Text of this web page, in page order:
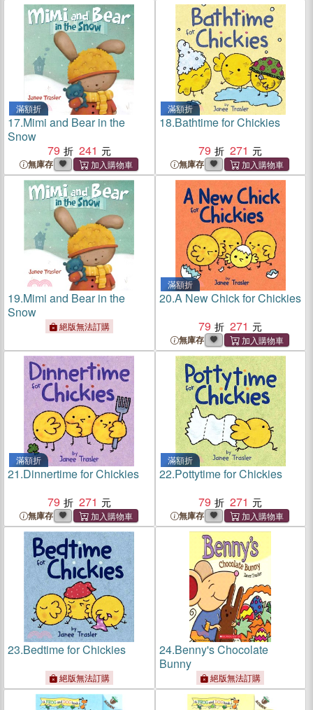
滿額折
17.Mimi and Bear in the
Snow
79
241
無庫存
滿額折
18.Bathtime for Chickies
79
271
無庫存
19.Mimi and Bear in the
Snow
絕版無法訂購
滿額折
20.A New Chick for Chickies
79
271
無庫存
滿額折
21.Dinnertime for Chickies
79
271
無庫存
滿額折
22.Pottytime for Chickies
79
271
無庫存
23.Bedtime for Chickies
絕版無法訂購
24.Benny's Chocolate
Bunny
絕版無法訂購